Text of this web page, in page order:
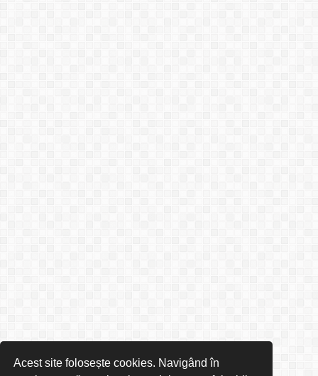
Acest site folosește cookies. Navigând în